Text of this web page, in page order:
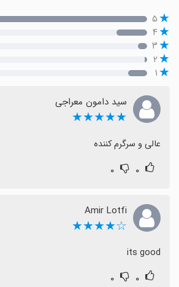
۵
۴
۳
۲
۱
سید دامون معراجی
★★★★★
عالی و سرگرم کننده
۰ ۰
Amir Lotfi
☆★★★★
its good
۰ ۰